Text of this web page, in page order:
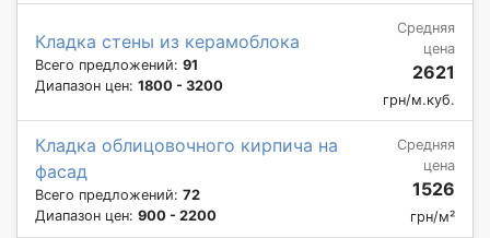
Кладка стены из керамоблока
Всего предложений: 91
Диапазон цен: 1800 - 3200
Средняя
цена
2621
грн/м.куб.
Кладка облицовочного кирпича на
фасад
Всего предложений: 72
Диапазон цен: 900 - 2200
Средняя
цена
1526
грн/м²